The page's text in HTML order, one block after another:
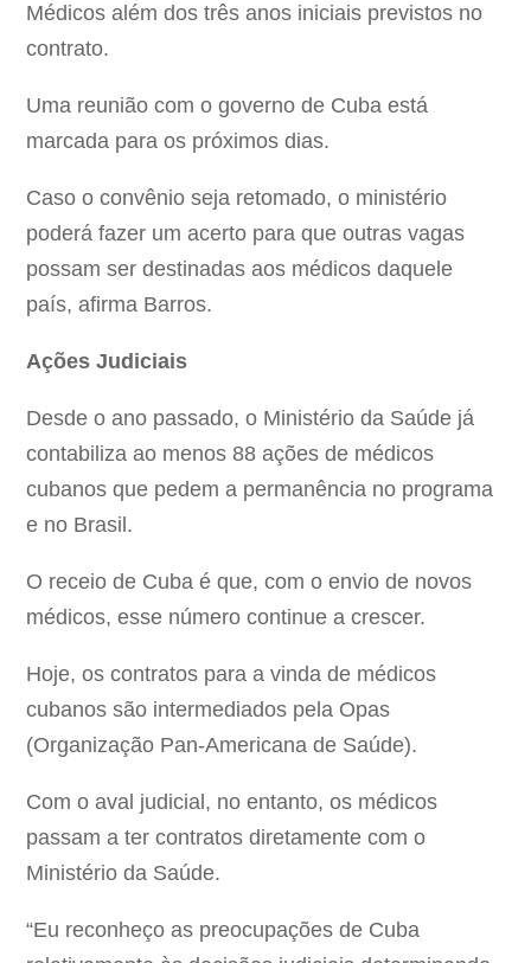
Médicos além dos três anos iniciais previstos no
contrato.
Uma reunião com o governo de Cuba está
marcada para os próximos dias.
Caso o convênio seja retomado, o ministério
poderá fazer um acerto para que outras vagas
possam ser destinadas aos médicos daquele
país, afirma Barros.
Ações Judiciais
Desde o ano passado, o Ministério da Saúde já
contabiliza ao menos 88 ações de médicos
cubanos que pedem a permanência no programa
e no Brasil.
O receio de Cuba é que, com o envio de novos
médicos, esse número continue a crescer.
Hoje, os contratos para a vinda de médicos
cubanos são intermediados pela Opas
(Organização Pan-Americana de Saúde).
Com o aval judicial, no entanto, os médicos
passam a ter contratos diretamente com o
Ministério da Saúde.
“Eu reconheço as preocupações de Cuba